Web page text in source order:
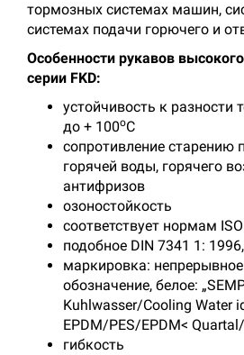
тормозных системах машин,
системах подачи горючего и
Особенности рукавов
серии FKD:
устойчивость к разности
до + 100оС
сопротивление старению
горячей воды, горячего
антифризов
озоностойкость
соответствует нормам
подобное DIN 7341 1:
маркировка:
обозначение, белое:
Kuhlwasser/Cooling Water
EPDM/PES/EPDM<
гибкость